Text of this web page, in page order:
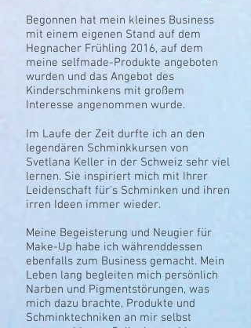
Begonnen hat mein kleines Business
mit einem eigenen Stand auf dem
Hegnacher Frühling 2016, auf dem
meine selfmade-Produkte angeboten
wurden und das Angebot des
Kinderschminkens mit großem
Interesse angenommen wurde.
Im Laufe der Zeit durfte ich an den
legendären Schminkkursen von
Svetlana Keller in der Schweiz sehr viel
lernen. Sie inspiriert mich mit Ihrer
Leidenschaft für's Schminken und ihren
irren Ideen immer wieder.
Meine Begeisterung und Neugier für
Make-Up habe ich währenddessen
ebenfalls zum Business gemacht. Mein
Leben lang begleiten mich persönlich
Narben und Pigmentstörungen, was
mich dazu brachte, Produkte und
Schminktechniken an mir selbst